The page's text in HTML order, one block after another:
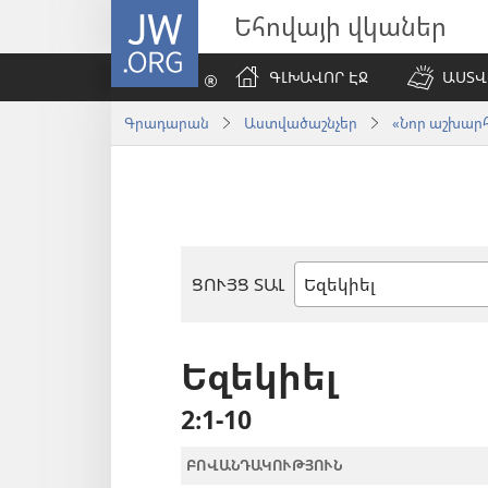
JW.ORG Եհովայի վկաներ
ԳԼԽԱՎՈՐ ԷՋ
Գրադարան Աստվածաշնչեր «Նոր
ՑՈՒՅՑ ՏԱԼ
Աստվածաշնչյան
Եզեկիել
2։1-10
ԲՈՎԱՆԴԱԿՈՒԹՅՈՒՆ